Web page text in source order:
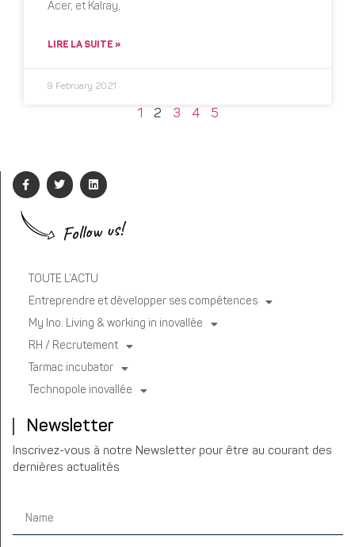
Acer, et Kalray,
LIRE LA SUITE »
9 February 2021
1 2 3 4 5
Follow us!
TOUTE L’ACTU
Entreprendre et développer ses compétences
My Ino: Living & working in inovallée
RH / Recrutement
Tarmac incubator
Technopole inovallée
Newsletter
Inscrivez-vous à notre Newsletter pour être au courant des
dernières actualités